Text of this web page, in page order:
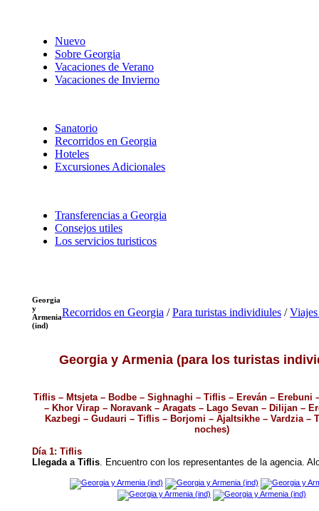
Nuevo
Sobre Georgia
Vacaciones de Verano
Vacaciones de Invierno
Sanatorio
Recorridos en Georgia
Hoteles
Excursiones Adicionales
Transferencias a Georgia
Consejos utiles
Los servicios turisticos
Georgia
y
Armenia
(ind)
Recorridos en Georgia /Para turistas individiules /
Georgia y Armenia(para los turistas
Tiflis – Mtsjeta – Bodbe – Sighnaghi – Tiflis – Ereván – Erebuni
– Khor Virap – Noravank – Aragats – Lago Sevan – Dilijan –
Kazbegi – Gudauri – Tiflis – Borjomi – Ajaltsikhe – Vardzia –
noches)
Día 1: Tiflis
Llegada a Tiflis. Encuentro con los representantes de la agencia.